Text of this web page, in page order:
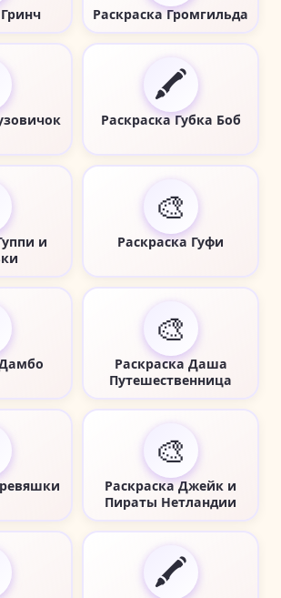
Раскраска Громгильда
🖍️
Раскраска Губка Боб
и
🎨
Раскраска Гуфи
🎨
Раскраска Даша
Путешественница
🎨
Раскраска Джейк и
Пираты Нетландии
🖍️